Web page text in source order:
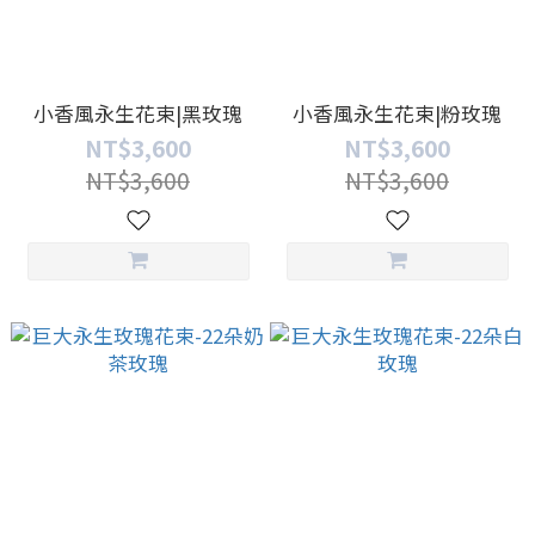
小香風永生花束|黑玫瑰
NT$3,600
NT$3,600
小香風永生花束|粉玫瑰
NT$3,600
NT$3,600